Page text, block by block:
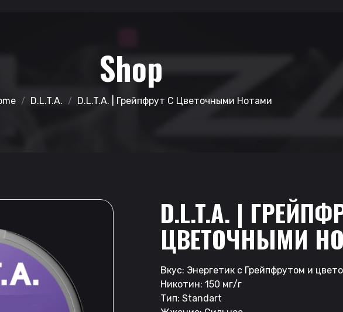
Shop
D.L.T.A. D.L.T.A. | Грейпфрут С Цветочными Нотами
D.L.T.A. |
ЦВЕТОЧНЫМИ
Вкус: Энергетик с Грейпфрутом и
Никотин: 150 мг/г
Тип: Standart